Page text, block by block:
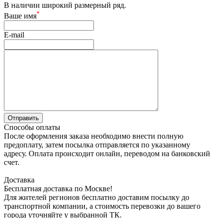
В наличии широкий размерный ряд.
Ваше имя*
E-mail
Способы оплаты
После оформления заказа необходимо внести полную
предоплату, затем посылка отправляется по указанному
адресу. Оплата происходит онлайн, переводом на банковский
счет.
Доставка
Бесплатная доставка по Москве!
Для жителей регионов бесплатно доставим посылку до
транспортной компании, а стоимость перевозки до вашего
города уточняйте у выбранной ТК.